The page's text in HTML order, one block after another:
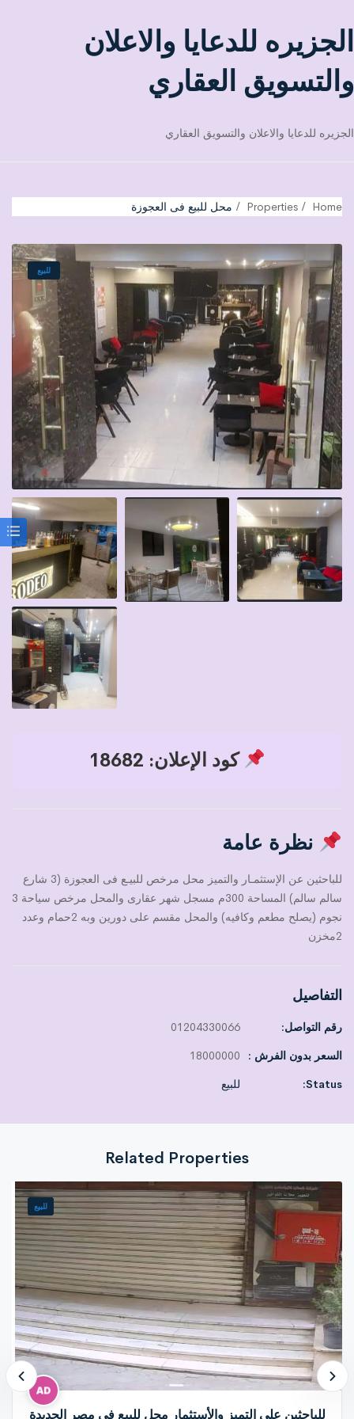
الجزيره للدعايا والاعلان
والتسويق العقاري
الجزيره للدعايا والاعلان والتسويق العقاري
Home
Properties محل للبيع فى العجوزة
للبيع
كود الإعلان: 18682
نظرة عامة
للباحثين عن الإستثمـار والتميز محل مرخص للبيـع فى العجوزة (3 شارع
سالم سالم) المساحة 300م مسجل شهر عقارى والمحل مرخص سياحة 3
نجوم (يصلح مطعم وكافيه) والمحل مقسم على دورين وبه 2حمام وعدد
2مخزن
التفاصيل
رقم التواصل:
01204330066
السعر بدون الفرش :
18000000
Status:
للبيع
Related Properties
للبيع
للباحثين على التميز والأستثمار محل للبيع في مصر الجديدة